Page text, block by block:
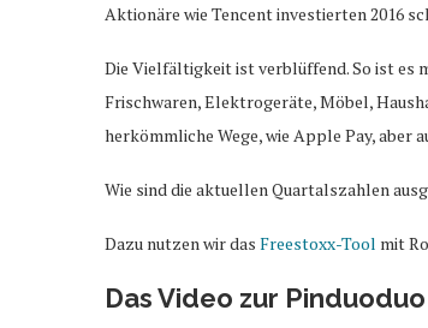
Aktionäre wie Tencent investierten 2016
Die Vielfältigkeit ist verblüffend. So ist es
Frischwaren, Elektrogeräte, Möbel,
herkömmliche Wege, wie Apple Pay, aber
Wie sind die aktuellen Quartalszahlen
Dazu nutzen wir das Freestoxx-Tool mit
Das Video zur